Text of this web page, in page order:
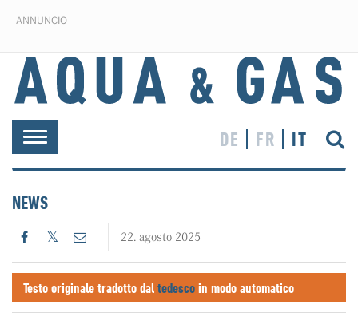
ANNUNCIO
Toggle
navigation
DE FR IT
NEWS
22. agosto 2025
Testo originale tradotto dal tedesco in modo automatico